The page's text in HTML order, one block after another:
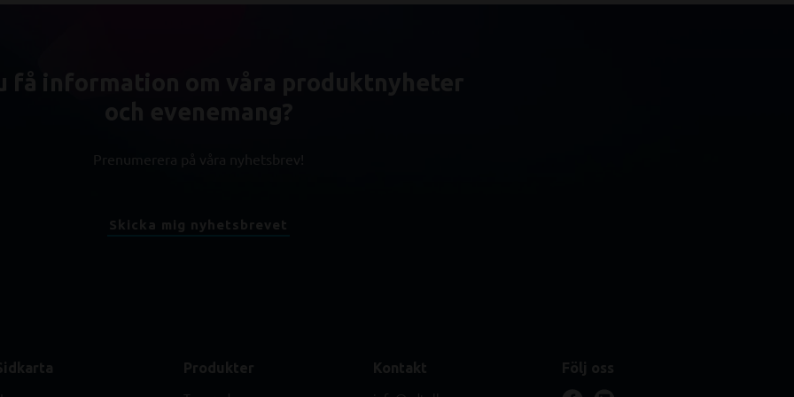
få information om våra produktnyheter
Prenumerera på våra nyhetsbrev!
Skicka mig nyhetsbrevet
Produkter
Kontakt
Följ oss